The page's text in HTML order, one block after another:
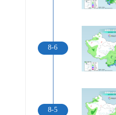
台风“白海豚”逼近 直击浙
江各地防台风一...
8-6
8-5